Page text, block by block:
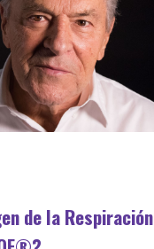
de la Respiración